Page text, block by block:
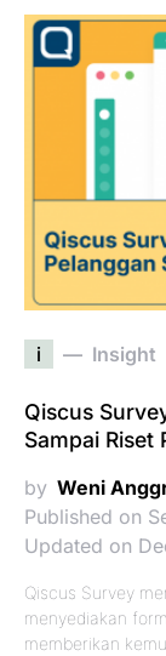
i Insight
Qiscus
Sampai Riset
by Weni
Published on
Updated on
Qiscus Survey
menyediakan
memberikan